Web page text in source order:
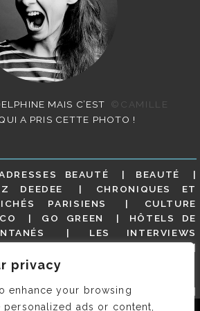
privacy
enhance your browsing
personalized ads or content,
MAIS C’EST
©CAMILLE
A PRIS CETTE PHOTO !
BEAUTÉ
BEAUTÉ
DEEDEE
CHRONIQUES ET
PARISIENS
CULTURE
GO GREEN
HÔTELS DE
LES INTERVIEWS
MODE NON CLASSÉ
PHOTOS
RESTAURANTS
DÉTAILLÉE, SIOU PLAIT